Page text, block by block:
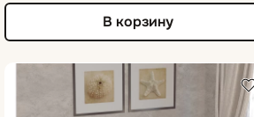
В корзину